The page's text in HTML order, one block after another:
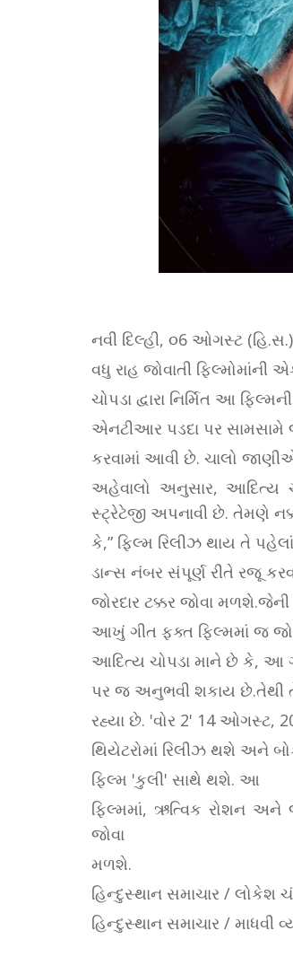
નવી દિલ્હી, ૦6 ઓગસ્ટ (હિ.સ.)
વધુ રાહ જોવાતી
ચોપડા દ્વારા નિર્મિત આ
એનટીઆર પડદા પર સામસામે
કરવામાં આવી છે. ચાલો
અહેવાલો અનુસાર, આદિત્ય
સ્ટ્રેટેજી અપનાવી છે. તેમણે
કે,” ફિલ્મ રિલીઝ થાય તે
ડાન્સ નંબર સંપૂર્ણ રીતે રજૂ
જોરદાર ટક્કર જોવા
આખું ગીત ફક્ત ફિલ્મમાં જ
આદિત્ય ચોપડા માને છે કે, આ
પર જ અનુભવી શકાય છે.તેથી તે
રહ્યા છે. 'વોર 2' 14 ઓગસ્ટ,
થિયેટરોમાં રિલીઝ થશે અને
ફિલ્મ 'કુલી' સાથે થશે. આ
ફિલ્મમાં, ઋત્વિક રોશન અને
જોવા
મળશે.
હિન્દુસ્થાન સમાચાર / લોકેશ
હિન્દુસ્થાન સમાચાર / માધવી